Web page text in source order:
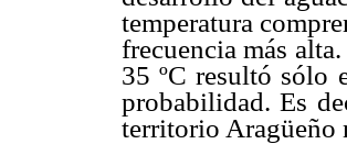
temperatura
frecuencia más
35 ºC resultó sólo
probabilidad. Es
territorio Aragüeño